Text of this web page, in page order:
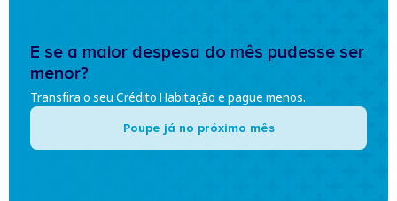
E se a maior despesa do mês pudesse ser
menor?
Transfira o seu Crédito Habitação e pague menos.
Poupe já no próximo mês